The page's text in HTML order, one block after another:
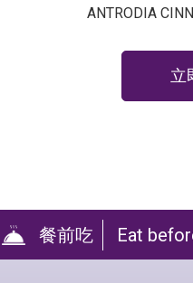
ANTRODIA
立
餐前吃 Eat